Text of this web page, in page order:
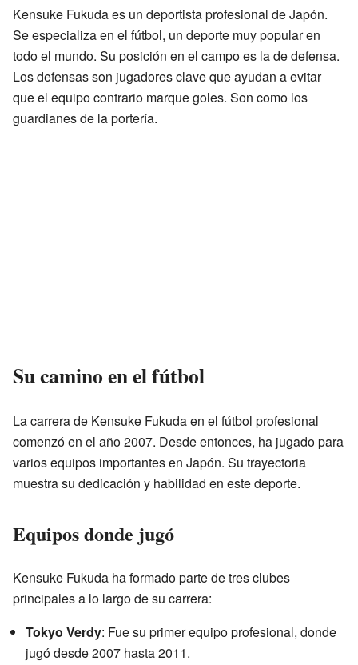
Kensuke Fukuda es un deportista profesional de Japón.
Se especializa en el fútbol, un deporte muy popular en
todo el mundo. Su posición en el campo es la de defensa.
Los defensas son jugadores clave que ayudan a evitar
que el equipo contrario marque goles. Son como los
guardianes de la portería.
Su camino en el fútbol
La carrera de Kensuke Fukuda en el fútbol profesional
comenzó en el año 2007. Desde entonces, ha jugado para
varios equipos importantes en Japón. Su trayectoria
muestra su dedicación y habilidad en este deporte.
Equipos donde jugó
Kensuke Fukuda ha formado parte de tres clubes
principales a lo largo de su carrera:
Tokyo Verdy: Fue su primer equipo profesional, donde
jugó desde 2007 hasta 2011.